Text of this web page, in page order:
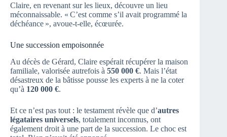
Claire, en revenant sur les lieux, découvre un lieu
méconnaissable. « C’est comme s’il avait programmé la
déchéance », avoue-t-elle, écœurée.
Une succession empoisonnée
Au décès de Gérard, Claire espérait récupérer la maison
familiale, valorisée autrefois à 550 000 €. Mais l’état
désastreux de la bâtisse pousse les experts à ne la coter
qu’à 120 000 €.
Et ce n’est pas tout : le testament révèle que d’autres
légataires universels, totalement inconnus, ont
également droit à une part de la succession. Le choc est